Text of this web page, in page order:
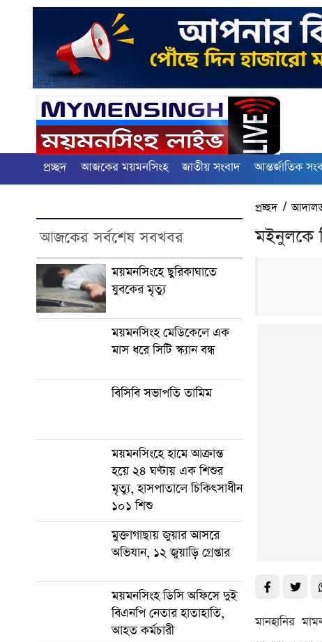
প্রচ্ছদ আজকের ময়মনসিংহ জাতীয় সংবাদ আন্তর্জাতিক
আজকের সর্বশেষ সবখবর
ময়মনসিংহে ছুরিকাঘাতে
যুবকের মৃত্যু
ময়মনসিংহ মেডিকেলে এক
মাস ধরে সিটি স্ক্যান বন্ধ
বিসিবি সভাপতি তামিম
ময়মনসিংহে হামে আক্রান্ত
হয়ে ২৪ ঘণ্টায় এক শিশুর
মৃত্যু, হাসপাতালে চিকিৎসাধীন
১০১ শিশু
মুক্তাগাছায় জুয়ার আসরে
অভিযান, ১২ জুয়াড়ি গ্রেপ্তার
ময়মনসিংহ ডিসি অফিসে দুই
বিএনপি নেতার হাতাহাতি,
আহত কর্মচারী
প্রচ্ছদ/
মইনুলকে
মানহানির